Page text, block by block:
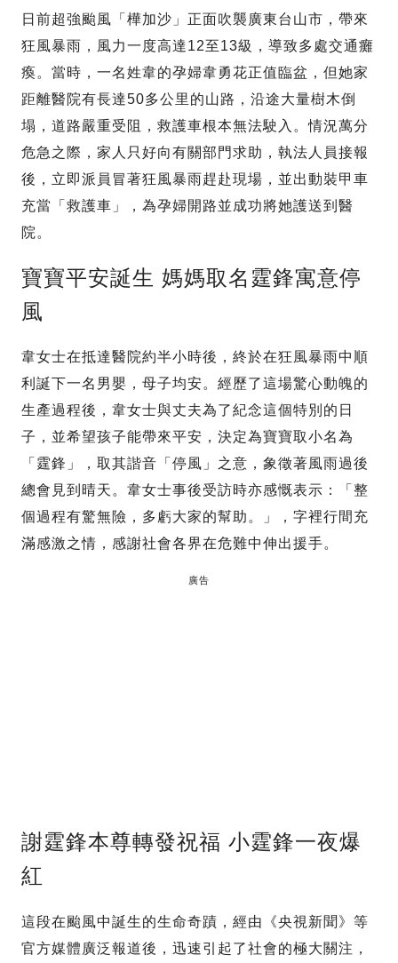
日前超強颱風「樺加沙」正面吹襲廣東台山市，帶來
狂風暴雨，風力一度高達12至13級，導致多處交通癱
瘓。當時，一名姓韋的孕婦韋勇花正值臨盆，但她家
距離醫院有長達50多公里的山路，沿途大量樹木倒
塌，道路嚴重受阻，救護車根本無法駛入。情況萬分
危急之際，家人只好向有關部門求助，執法人員接報
後，立即派員冒著狂風暴雨趕赴現場，並出動裝甲車
充當「救護車」，為孕婦開路並成功將她護送到醫
院。
寶寶平安誕生 媽媽取名霆鋒寓意停
風
韋女士在抵達醫院約半小時後，終於在狂風暴雨中順
利誕下一名男嬰，母子均安。經歷了這場驚心動魄的
生產過程後，韋女士與丈夫為了紀念這個特別的日
子，並希望孩子能帶來平安，決定為寶寶取小名為
「霆鋒」，取其諧音「停風」之意，象徵著風雨過後
總會見到晴天。韋女士事後受訪時亦感慨表示：「整
個過程有驚無險，多虧大家的幫助。」，字裡行間充
滿感激之情，感謝社會各界在危難中伸出援手。
廣告
謝霆鋒本尊轉發祝福 小霆鋒一夜爆
紅
這段在颱風中誕生的生命奇蹟，經由《央視新聞》等
官方媒體廣泛報道後，迅速引起了社會的極大關注，